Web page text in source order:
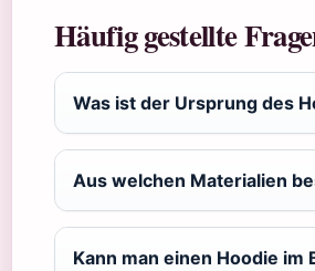
Häufig gestellte
Was ist der Ursprung des
Aus welchen Materialien
Kann man einen Hoodie im